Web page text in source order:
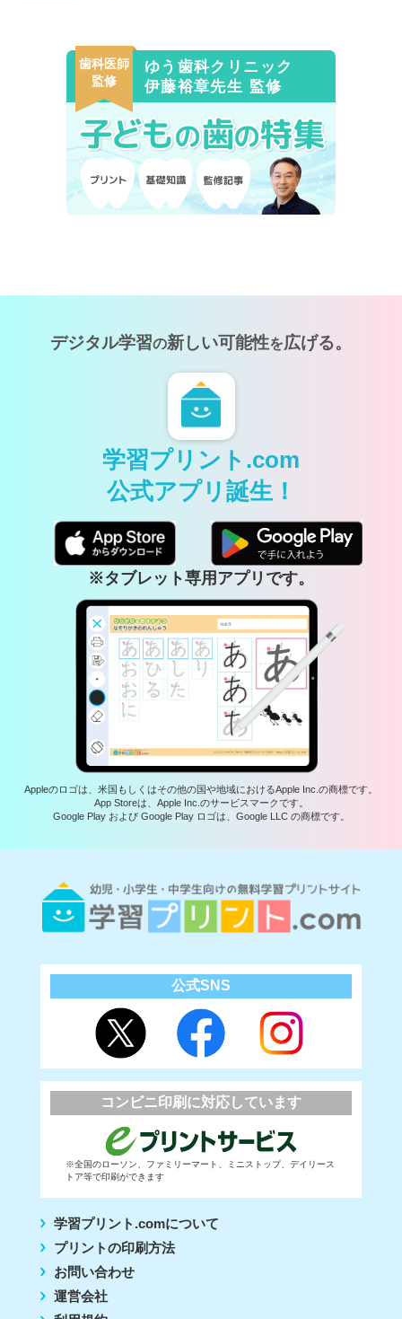
歯科医師
監修
ゆう歯科クリニック
伊藤裕章先生 監修
デジタル学習の新しい可能性を広げる。
学習プリント.com
公式アプリ誕生！
※タブレット専用アプリです。
Appleのロゴは、米国もしくはその他の国や地域におけるApple Inc.の商標です。
App Storeは、Apple Inc.のサービスマークです。
Google Play および Google Play ロゴは、Google LLC の商標です。
公式SNS
コンビニ印刷に対応しています
※全国のローソン、ファミリーマート、ミニストップ、デイリース
トア等で印刷ができます
学習プリント.comについて
プリントの印刷方法
お問い合わせ
運営会社